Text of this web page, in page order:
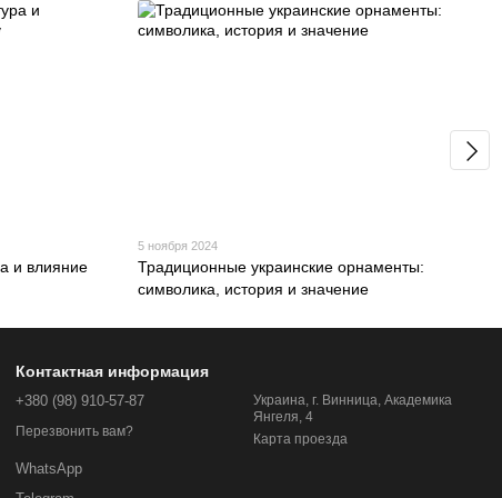
и влияние
5 ноября 2024
Традиционные украинские орнаменты:
символика, история и значение
Контактная информация
+380 (98) 910-57-87
Перезвонить вам?
WhatsApp
Украина, г. Винница, Академика
Янгеля, 4
Карта проезда